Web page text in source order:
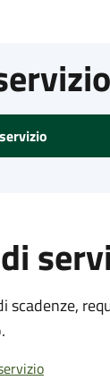
scadenze,